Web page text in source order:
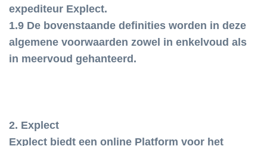
expediteur Explect.
1.9 De bovenstaande definities worden in deze
algemene voorwaarden zowel in enkelvoud als
in meervoud gehanteerd.
2. Explect
Explect biedt een online Platform voor het